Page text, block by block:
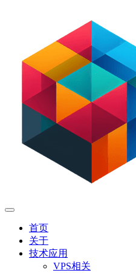
首页
关于
技术应用
VPS相关